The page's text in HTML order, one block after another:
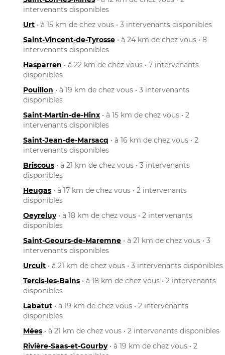
intervenants disponibles
Urt • à 15 km de chez vous • 3 intervenants disponibles
Saint-Vincent-de-Tyrosse • à 24 km de chez vous • 8
intervenants disponibles
Hasparren • à 22 km de chez vous • 7 intervenants
disponibles
Pouillon • à 19 km de chez vous • 3 intervenants
disponibles
Saint-Martin-de-Hinx • à 15 km de chez vous • 2
intervenants disponibles
Saint-Jean-de-Marsacq • à 16 km de chez vous • 2
intervenants disponibles
Briscous • à 21 km de chez vous • 3 intervenants
disponibles
Heugas • à 17 km de chez vous • 2 intervenants
disponibles
Oeyreluy• à 18 km de chez vous • 2 intervenants
disponibles
Saint-Geours-de-Maremne • à 21 km de chez vous • 3
intervenants disponibles
Urcuit • à 21 km de chez vous • 3 intervenants disponibles
Tercis-les-Bains • à 18 km de chez vous • 2 intervenants
disponibles
Labatut • à 19 km de chez vous • 2 intervenants
disponibles
Mées • à 21 km de chez vous • 2 intervenants disponibles
Rivière-Saas-et-Gourby• à 19 km de chez vous • 2